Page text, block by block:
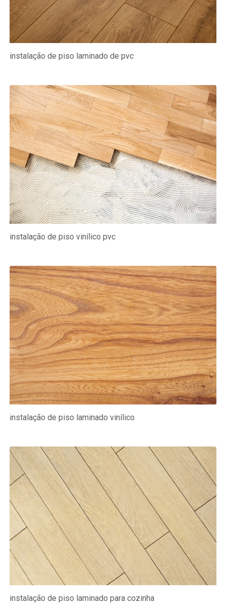
instalação de piso laminado de pvc
instalação de piso vinílico pvc
instalação de piso laminado vinílico
instalação de piso laminado para cozinha